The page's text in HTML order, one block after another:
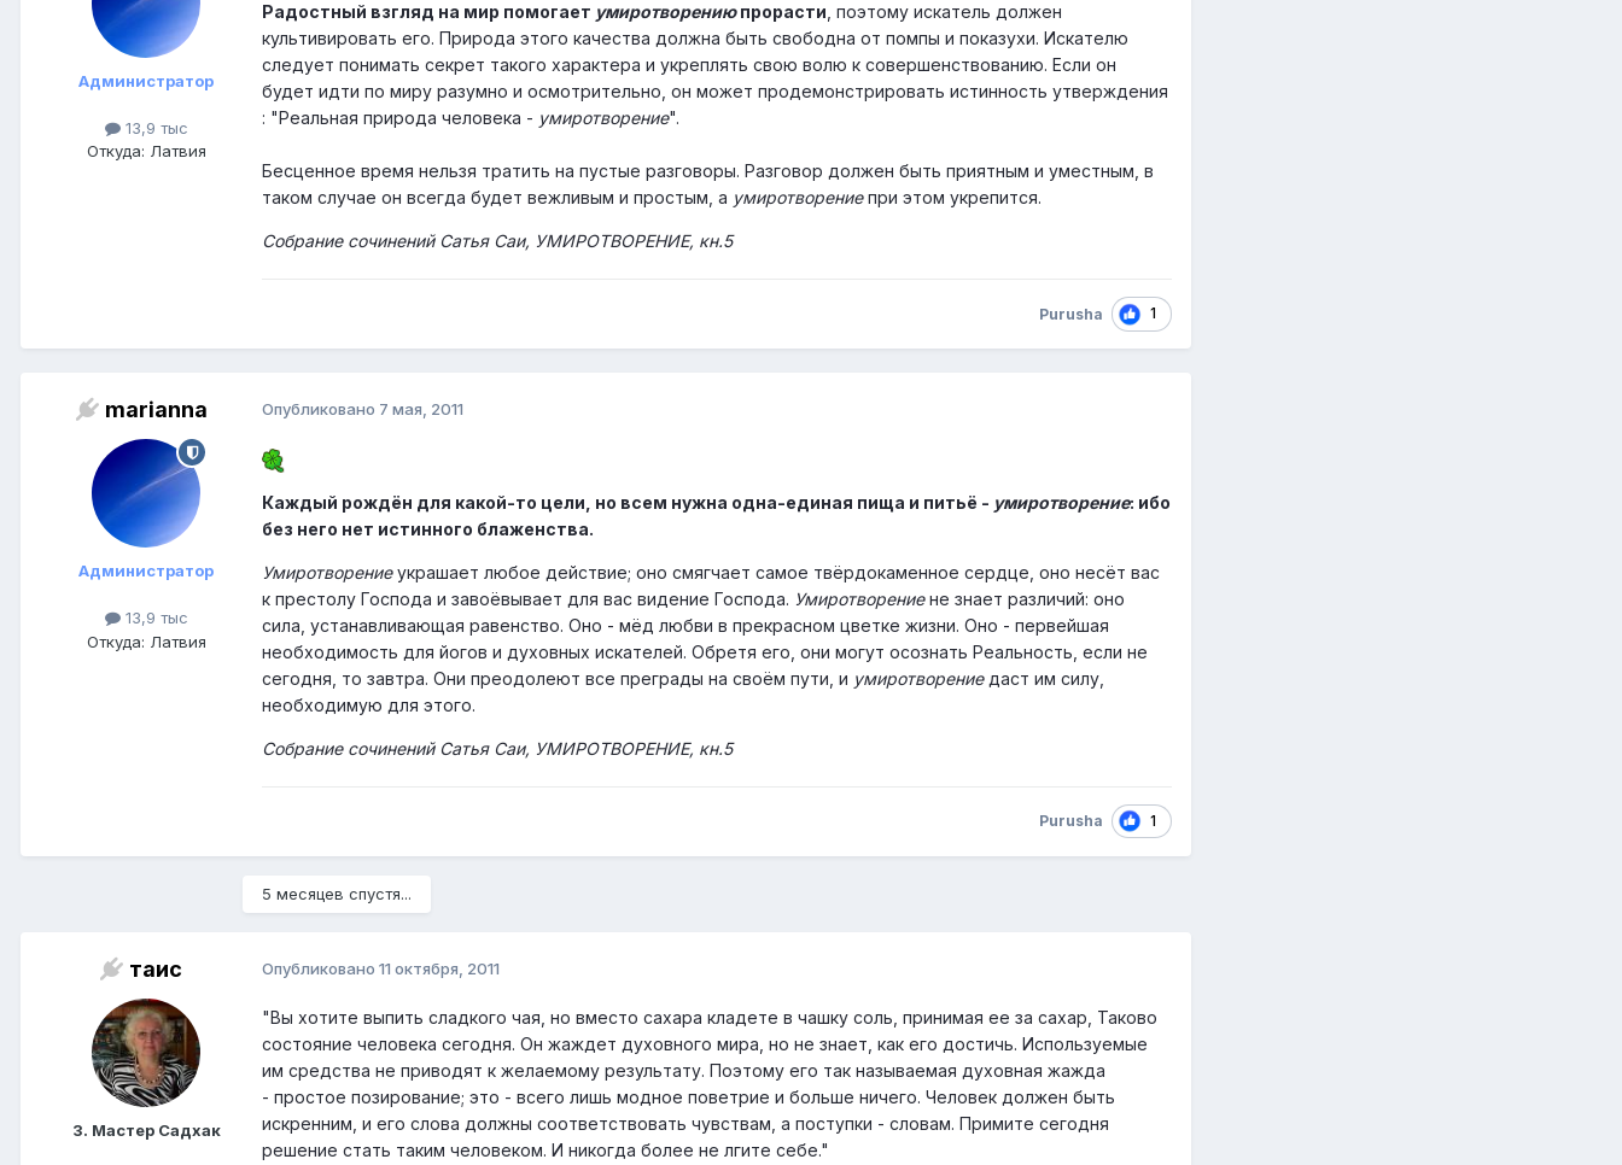
Администратор
13,9 тыс
Откуда: Латвия
Радостный взгляд на мир помогает умиротворениюпрорасти , поэтому искатель должен
культивировать его. Природа этого качества должна быть свободна от помпы и показухи. Искателю
следует понимать секрет такого характера и укреплять свою волю к совершенствованию. Если он
будет идти по миру разумно и осмотрительно, он может продемонстрировать истинность утверждения
: "Реальная природа человека - умиротворение".
Бесценное время нельзя тратить на пустые разговоры. Разговор должен быть приятным и уместным, в
таком случае он всегда будет вежливым и простым, а умиротворениепри этом укрепится.
Собрание сочинений Сатья Саи, УМИРОТВОРЕНИЕ, кн.5
Purusha 1
marianna
Администратор
13,9 тыс
Откуда: Латвия
Опубликовано 7 мая, 2011
Каждый рождён для какой-то цели, но всем нужна одна-единая пища и питьё - умиротворение: ибо
без него нет истинного блаженства.
Умиротворениеукрашает любое действие; оно смягчает самое твёрдокаменное сердце, оно несёт вас
к престолу Господа и завоёвывает для вас видение Господа. Умиротворениене знает различий: оно
сила, устанавливающая равенство. Оно - мёд любви в прекрасном цветке жизни. Оно - первейшая
необходимость для йогов и духовных искателей. Обретя его, они могут осознать Реальность, если не
сегодня, то завтра. Они преодолеют все преграды на своём пути, и умиротворениедаст им силу,
необходимую для этого.
Собрание сочинений Сатья Саи, УМИРОТВОРЕНИЕ, кн.5
Purusha 1
5 месяцев спустя...
таис
3. Мастер Садхак
Опубликовано 11 октября, 2011
"Вы хотите выпить сладкого чая, но вместо сахара кладете в чашку соль, принимая ее за сахар, Таково
состояние человека сегодня. Он жаждет духовного мира, но не знает, как его достичь. Используемые
им средства не приводят к желаемому результату. Поэтому его так называемая духовная жажда
- простое позирование; это - всего лишь модное поветрие и больше ничего. Человек должен быть
искренним, и его слова должны соответствовать чувствам, а поступки - словам. Примите сегодня
решение стать таким человеком. И никогда более не лгите себе."